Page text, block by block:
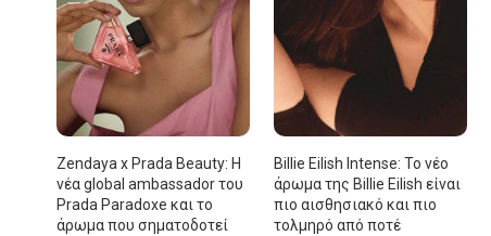
Zendaya x Prada Beauty: Η
νέα global ambassador του
Prada Paradoxe και το
άρωμα που σηματοδοτεί
Billie Eilish Intense: Το νέο
άρωμα της Billie Eilish είναι
πιο αισθησιακό και πιο
τολμηρό από ποτέ